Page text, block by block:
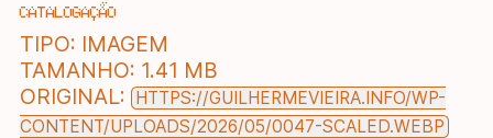
CATALOGAÇÃO
TIPO: IMAGEM
TAMANHO: 1.41 MB
ORIGINAL: HTTPS://GUILHERMEVIEIRA.INFO/WP-
CONTENT/UPLOADS/2026/05/0047-SCALED.WEBP